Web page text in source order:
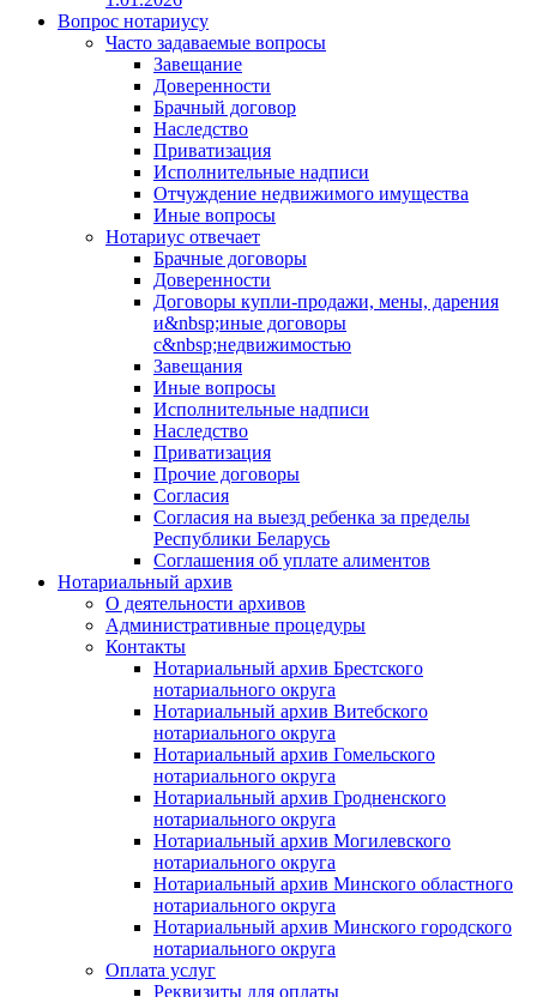
Вопрос нотариусу
Часто задаваемые вопросы
Завещание
Доверенности
Брачный договор
Наследство
Приватизация
Исполнительные надписи
Отчуждение недвижимого имущества
Иные вопросы
Нотариус отвечает
Брачные договоры
Доверенности
Договоры купли-продажи, мены, дарения
и&nbsp;иные договоры
с&nbsp;недвижимостью
Завещания
Иные вопросы
Исполнительные надписи
Наследство
Приватизация
Прочие договоры
Согласия
Согласия на выезд ребенка за пределы
Республики Беларусь
Соглашения об уплате алиментов
Нотариальный архив
О деятельности архивов
Административные процедуры
Контакты
Нотариальный архив Брестского
нотариального округа
Нотариальный архив Витебского
нотариального округа
Нотариальный архив Гомельского
нотариального округа
Нотариальный архив Гродненского
нотариального округа
Нотариальный архив Могилевского
нотариального округа
Нотариальный архив Минского областного
нотариального округа
Нотариальный архив Минского городского
нотариального округа
Оплата услуг
Реквизиты для оплаты